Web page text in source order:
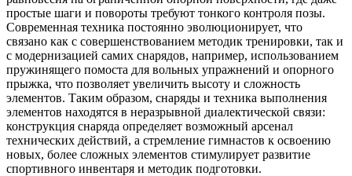
простые шаги и повороты требуют тонкого контроля позы.
Современная техника постоянно эволюционирует, что
связано как с совершенствованием методик тренировки, так и
с модернизацией самих снарядов, например, использованием
пружинящего помоста для вольных упражнений и опорного
прыжка, что позволяет увеличить высоту и сложность
элементов. Таким образом, снаряды и техника выполнения
элементов находятся в неразрывной диалектической связи:
конструкция снаряда определяет возможный арсенал
технических действий, а стремление гимнастов к освоению
новых, более сложных элементов стимулирует развитие
спортивного инвентаря и методик подготовки.